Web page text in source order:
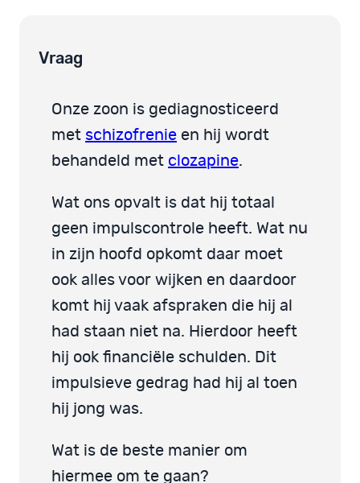
Vraag
Onze zoon is gediagnosticeerd
met schizofrenie en hij wordt
behandeld met clozapine.
Wat ons opvalt is dat hij totaal
geen impulscontrole heeft. Wat nu
in zijn hoofd opkomt daar moet
ook alles voor wijken en daardoor
komt hij vaak afspraken die hij al
had staan niet na. Hierdoor heeft
hij ook financiële schulden. Dit
impulsieve gedrag had hij al toen
hij jong was.
Wat is de beste manier om
hiermee om te gaan?